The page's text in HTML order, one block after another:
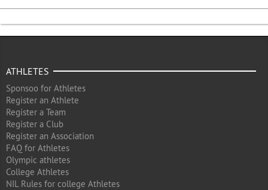
ATHLETES
Sponsoo for Athletes
Register an Athlete
Register a Team
Register a Club
Register an Association
FAQ for Athletes
Olympic athletes
College Athletes
NIL Rules for college Athletes